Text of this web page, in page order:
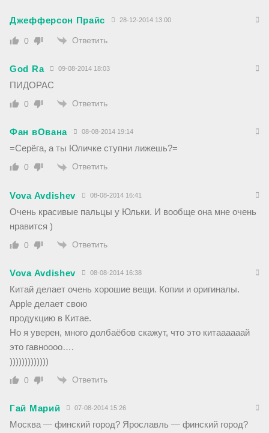
Джефферсон Прайс 28-12-2014 13:00
0 Ответить
God Ra 09-08-2014 18:03
ПИДОРАС
0 Ответить
Фан вОвана 08-08-2014 19:14
=Серёга, а ты Юличке ступни лижешь?=
0 Ответить
Vova Avdishev 08-08-2014 16:41
Очень красивые пальцы у Юльки. И вообще она мне очень
нравится )
0 Ответить
Vova Avdishev 08-08-2014 16:38
Китай делает очень хорошие вещи. Копии и оригиналы.
Apple делает свою
продукцию в Китае.
Но я уверен, много долбаёбов скажут, что это китаааааай
это гавноооо….
)))))))))))))
0 Ответить
Гай Марий 07-08-2014 15:26
Москва — финский город? Ярославль — финский город?